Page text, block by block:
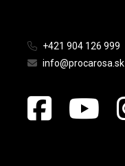
+421 904 126 999
info@procarosa.sk